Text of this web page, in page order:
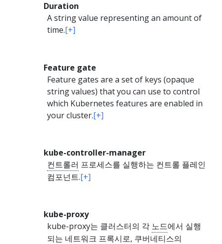
Duration
A string value representing an amount of
time.[+]
Feature gate
Feature gates are a set of keys (opaque
string values) that you can use to control
which Kubernetes features are enabled in
your cluster.[+]
kube-controller-manager
컨트롤러 프로세스를 실행하는 컨트롤 플레인
컴포넌트.[+]
kube-proxy
kube-proxy는 클러스터의 각 노드에서 실행
되는 네트워크 프록시로, 쿠버네티스의